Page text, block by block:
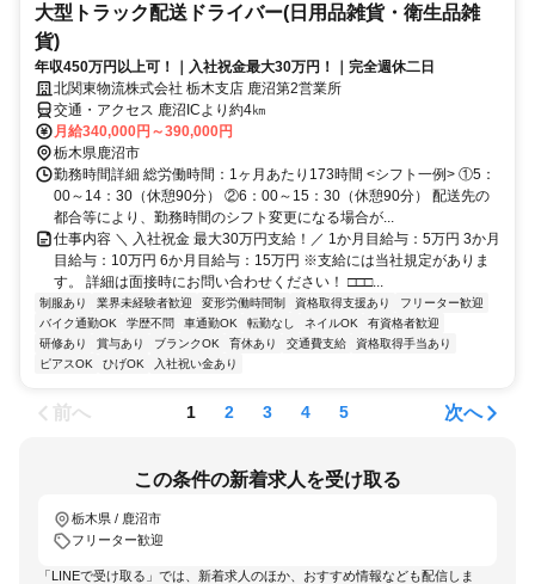
大型トラック配送ドライバー(日用品雑貨・衛生品雑
貨)
年収450万円以上可！｜入社祝金最大30万円！｜完全週休二日
北関東物流株式会社 栃木支店 鹿沼第2営業所
交通・アクセス 鹿沼ICより約4㎞
月給340,000円～390,000円
栃木県鹿沼市
勤務時間詳細 総労働時間：1ヶ月あたり173時間 <シフト一例> ①5：
00～14：30（休憩90分） ②6：00～15：30（休憩90分） 配送先の
都合等により、勤務時間のシフト変更になる場合が...
仕事内容 ＼ 入社祝金 最大30万円支給！／ 1か月目給与：5万円 3か月
目給与：10万円 6か月目給与：15万円 ※支給には当社規定がありま
す。 詳細は面接時にお問い合わせください！ □□□...
制服あり 業界未経験者歓迎 変形労働時間制 資格取得支援あり
フリーター歓迎
バイク通勤OK
学歴不問 車通勤OK 転勤なし ネイルOK
有資格者歓迎
研修あり
賞与あり ブランクOK 育休あり 交通費支給
資格取得手当あり
ピアスOK
ひげOK 入社祝い金あり
前へ 1 2 3 4 5 次へ
この条件の新着求人を受け取る
栃木県 / 鹿沼市
フリーター歓迎
「LINEで受け取る」では、新着求人のほか、おすすめ情報なども配信しま